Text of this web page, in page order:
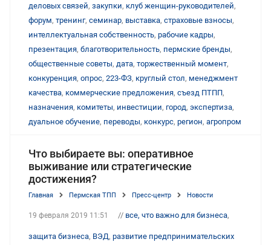
деловых связей, закупки, клуб женщин-руководителей,
форум, тренинг, семинар, выставка, страховые взносы,
интеллектуальная собственность, рабочие кадры,
презентация, благотворительность, пермские бренды,
общественные советы, дата, торжественный момент,
конкуренция, опрос, 223-ФЗ, круглый стол, менеджмент
качества, коммерческие предложения, съезд ПТПП,
назначения, комитеты, инвестиции, город, экспертиза,
дуальное обучение, переводы, конкурс, регион, агропром
Что выбираете вы: оперативное
выживание или стратегические
достижения?
Главная Пермская ТПП Пресс-центр Новости
19 февраля 2019 11:51 // все, что важно для бизнеса,
защита бизнеса, ВЭД, развитие предпринимательских